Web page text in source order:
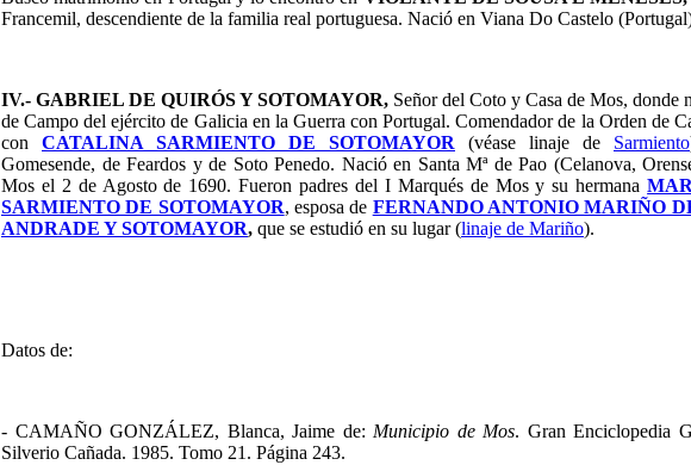
Francemil, descendiente de la familia real portuguesa. Nació en Viana Do Castelo
IV.- GABRIEL DE QUIRÓS Y SOTOMAYOR, Señor del Coto y Casa de Mos, donde
de Campo del ejército de Galicia en la Guerra con Portugal. Comendador de la Orden de
con
CATALINA SARMIENTO DE SOTOMAYOR (véase linaje de Sarmiento
Gomesende, de Feardos y de Soto Penedo. Nació en Santa Mª de Pao (Celanova,
Mos el 2 de Agosto de 1690. Fueron padres del I Marqués de Mos y su hermana
SARMIENTO DE SOTOMAYOR, esposa de FERNANDO ANTONIO MARIÑO
ANDRADE Y SOTOMAYOR, que se estudió en su lugar (linaje de Mariño).
Datos de:
- CAMAÑO GONZÁLEZ, Blanca, Jaime de: Municipio de Mos. Gran Enciclopedia
Silverio Cañada. 1985. Tomo 21. Página 243.